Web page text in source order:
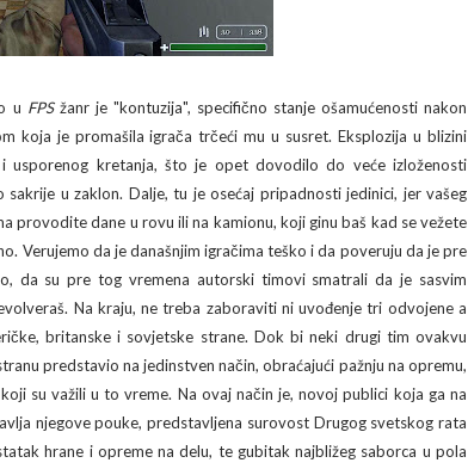
u FPSžanr je "kontuzija", specifično stanje ošamućenosti nakon
koja je promašila igrača trčeći mu u susret. Eksplozija u blizini
usporenog kretanja, što je opet dovodilo do veće izloženosti
u zaklon. Dalje, tu je osećaj pripadnosti jedinici, jer vašeg
provodite dane u rovu ili na kamionu, koji ginu baš kad se vežete
Verujemo da je današnjim igračima teško i da poveruju da je pre
da su pre tog vremena autorski timovi smatrali da je sasvim
Na kraju, ne treba zaboraviti ni uvođenje tri odvojene a
britanske i sovjetske strane. Dok bi neki drugi tim ovakvu
predstavio na jedinstven način, obraćajući pažnju na opremu,
su važili u to vreme. Na ovaj način je, novoj publici koja ga na
njegove pouke, predstavljena surovost Drugog svetskog rata
hrane i opreme na delu, te gubitak najbližeg saborca u pola